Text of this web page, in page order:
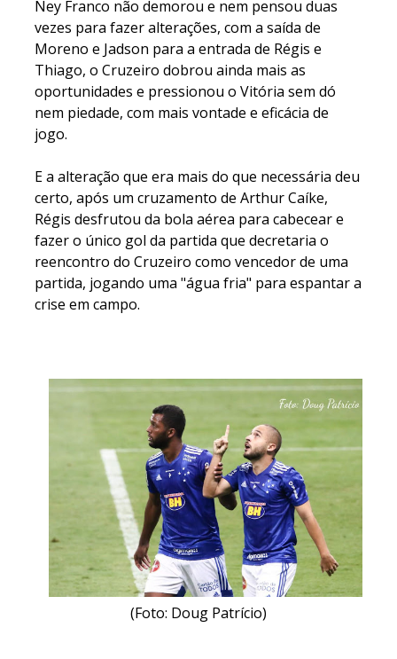
Ney Franco não demorou e nem pensou duas
vezes para fazer alterações, com a saída de
Moreno e Jadson para a entrada de Régis e
Thiago, o Cruzeiro dobrou ainda mais as
oportunidades e pressionou o Vitória sem dó
nem piedade, com mais vontade e eficácia de
jogo.
E a alteração que era mais do que necessária deu
certo, após um cruzamento de Arthur Caíke,
Régis desfrutou da bola aérea para cabecear e
fazer o único gol da partida que decretaria o
reencontro do Cruzeiro como vencedor de uma
partida, jogando uma "água fria" para espantar a
crise em campo.
(Foto: Doug Patrício)